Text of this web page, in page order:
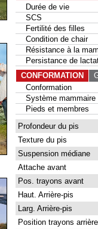
Durée de vie
SCS
Fertilité des filles
Condition de chair
Résistance à la
Persistance de
CONFORMATION
Conformation
Système mammaire
Pieds et membres
Profondeur du pis
Texture du pis
Suspension médiane
Attache avant
Pos. trayons avant
Haut. Arrière-pis
Larg. Arrière-pis
Position trayons arrière